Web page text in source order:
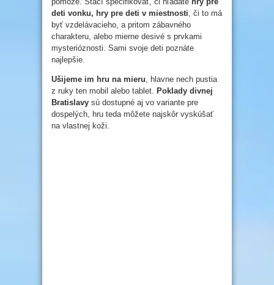
deti vonku, hry pre deti v miestnosti, či to má
byť vzdelávacieho, a pritom zábavného
charakteru, alebo mierne desivé s prvkami
mysterióznosti. Sami svoje deti poznáte
najlepšie.
Ušijeme im hru na mieru, hlavne nech pustia
z ruky ten mobil alebo tablet. Poklady divnej
Bratislavy sú dostupné aj vo variante pre
dospelých, hru teda môžete najskôr vyskúšať
na vlastnej koži.